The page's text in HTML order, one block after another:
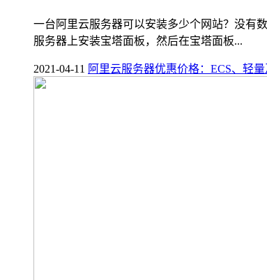
一台阿里云服务器可以安装多少个网站？没有
服务器上安装宝塔面板，然后在宝塔面板...
2021-04-11 阿里云服务器优惠价格：ECS、轻